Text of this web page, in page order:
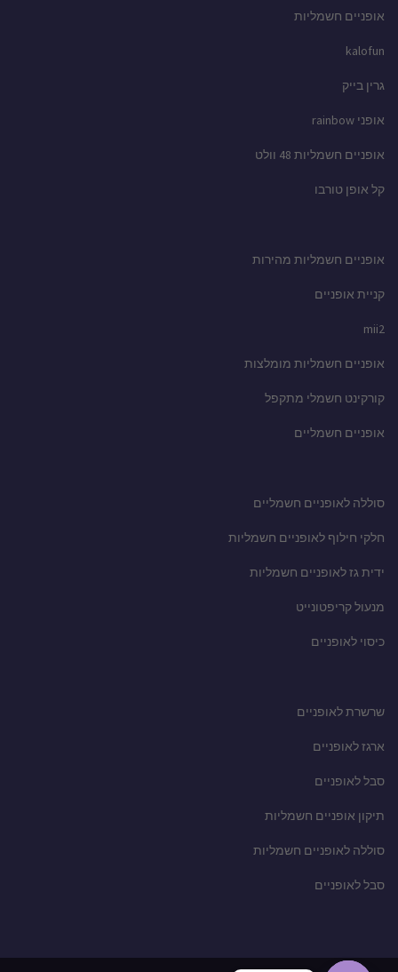
אופניים חשמליות
kalofun
גרין בייק
אופני rainbow
אופניים חשמליות 48 וולט
קל אופן טורבו
אופניים חשמליות מהירות
קניית אופניים
mii2
אופניים חשמליות מומלצות
קורקינט חשמלי מתקפל
אופניים חשמליים
סוללה לאופניים חשמליים
חלקי חילוף לאופניים חשמליות
ידית גז לאופניים חשמליות
מנעול קריפטונייט
כיסוי לאופניים
שרשרת לאופניים
ארגז לאופניים
סבל לאופניים
תיקון אופניים חשמליות
סוללה לאופניים חשמליות
סבל לאופניים